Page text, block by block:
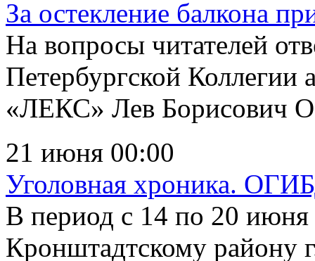
За остекление балкона
На вопросы читателей
Петербургской
«ЛЕКС» Лев Борисович
21 июня 00:00
Уголовная хроника.
В период с 14 по 20
Кронштадтскому району